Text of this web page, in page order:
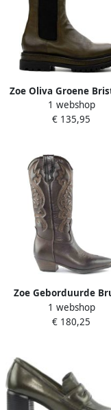
Zoe Oliva Groene
Laarzen Green
1 webshop
€ 135,95
Zoe Geborduurde
Leren Cowboy Laars
Dames
1 webshop
€ 180,25